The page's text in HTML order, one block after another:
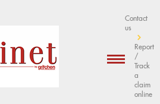
Contact
us
Report
/
Track
a
claim
online